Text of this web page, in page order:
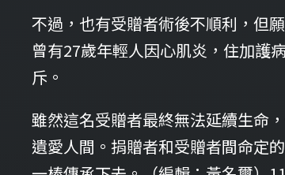
不過，也有受贈者術後不順利，但
曾有27歲年輕人因心肌炎，住加護
斥。
雖然這名受贈者最終無法延續生命
遺愛人間。捐贈者和受贈者間命定